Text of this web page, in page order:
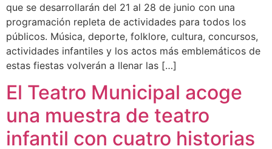
que se desarrollarán del 21 al 28 de junio con una
programación repleta de actividades para todos los
públicos. Música, deporte, folklore, cultura, concursos,
actividades infantiles y los actos más emblemáticos de
estas fiestas volverán a llenar las […]
El Teatro Municipal acoge
una muestra de teatro
infantil con cuatro historias